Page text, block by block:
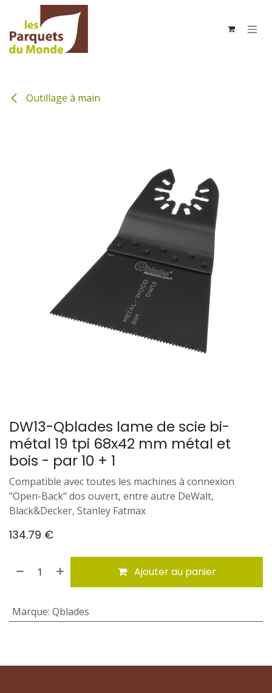
Se rendre au contenu
Outillage à main
DW13-Qblades lame de scie bi-
métal 19 tpi 68x42 mm métal et
bois - par 10 + 1
Compatible avec toutes les machines à connexion
"Open-Back" dos ouvert, entre autre DeWalt,
Black&Decker, Stanley Fatmax
134.79 €
Ajouter au panier
Marque: Qblades